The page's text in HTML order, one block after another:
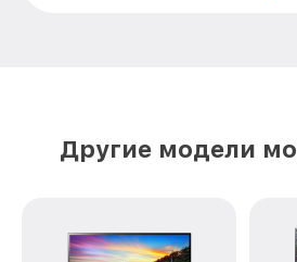
Другие модели